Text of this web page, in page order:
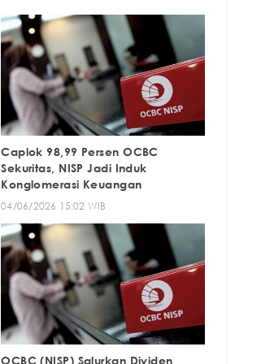
Caplok 98,99 Persen OCBC
Sekuritas, NISP Jadi Induk
Konglomerasi Keuangan
04/06/2026 15:02 WIB
OCBC (NISP) Salurkan Dividen